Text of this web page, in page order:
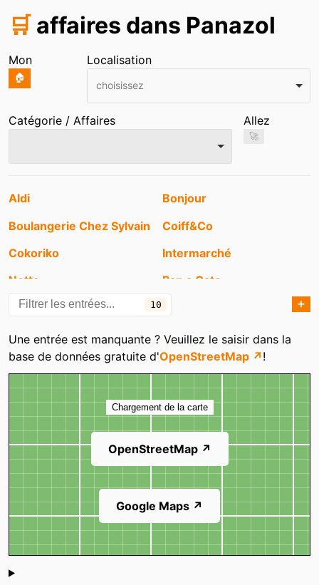
🛒 affaires dans Panazol
Mon
🏠
Localisation
choisissez
Catégorie / Affaires Allez
🚀
Entrées
Aldi
Bonjour
Boulangerie Chez Sylvain
Coiff&Co
Cokoriko
Intermarché
Netto
Pan a Gato
Thiriet
10 ➕
Catégories
Une entrée est manquante ? Veuillez le saisir dans la
base de données gratuite d'OpenStreetMap ↗ !
Carte
Chargement de la carte
OpenStreetMap ↗
Google Maps ↗
Shoutbox